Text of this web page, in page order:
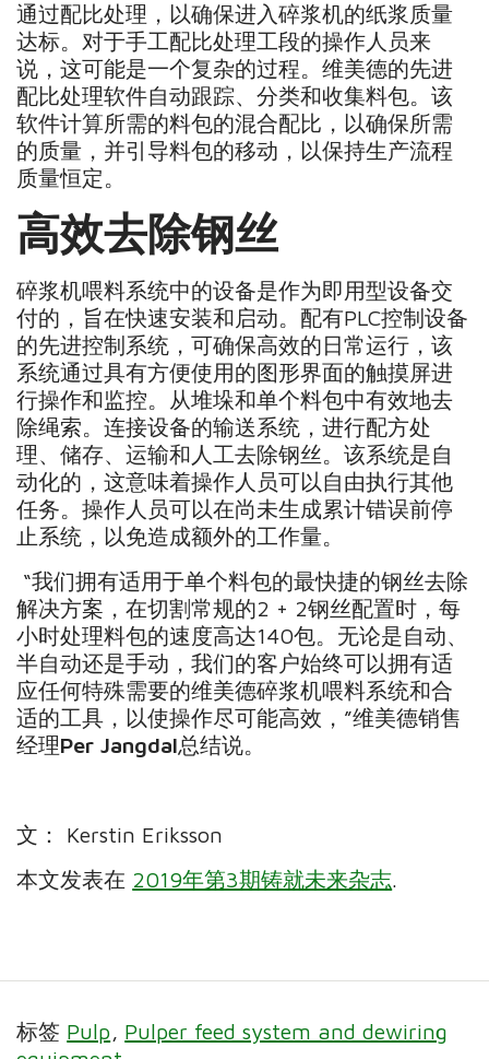
通过配比处理，以确保进入碎浆机的纸浆质量
达标。对于手工配比处理工段的操作人员来
说，这可能是一个复杂的过程。维美德的先进
配比处理软件自动跟踪、分类和收集料包。该
软件计算所需的料包的混合配比，以确保所需
的质量，并引导料包的移动，以保持生产流程
质量恒定。
高效去除钢丝
碎浆机喂料系统中的设备是作为即用型设备交
付的，旨在快速安装和启动。配有PLC控制设备
的先进控制系统，可确保高效的日常运行，该
系统通过具有方便使用的图形界面的触摸屏进
行操作和监控。从堆垛和单个料包中有效地去
除绳索。连接设备的输送系统，进行配方处
理、储存、运输和人工去除钢丝。该系统是自
动化的，这意味着操作人员可以自由执行其他
任务。操作人员可以在尚未生成累计错误前停
止系统，以免造成额外的工作量。
“我们拥有适用于单个料包的最快捷的钢丝去除
解决方案，在切割常规的2 + 2钢丝配置时，每
小时处理料包的速度高达140包。无论是自动、
半自动还是手动，我们的客户始终可以拥有适
应任何特殊需要的维美德碎浆机喂料系统和合
适的工具，以使操作尽可能高效，”维美德销售
经理Per Jangdal总结说。
文： Kerstin Eriksson
本文发表在 2019年第3期铸就未来杂志.
标签 Pulp
Pulper feed system and dewiring